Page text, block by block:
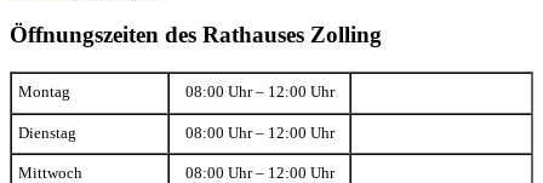
Öffnungszeiten des Rathauses Zolling
Montag 08:00 Uhr – 12:00 Uhr
Dienstag 08:00 Uhr – 12:00 Uhr
Mittwoch 08:00 Uhr – 12:00 Uhr